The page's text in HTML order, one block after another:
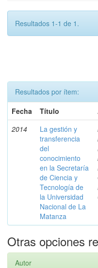
Resultados 1-1 de 1.
Resultados por ítem:
Fecha
Título
2014
La gestión y
transferencia
del
conocimiento
en la Secretaría
de Ciencia y
Tecnología de
la Universidad
Nacional de La
Matanza
Otras opciones
Autor